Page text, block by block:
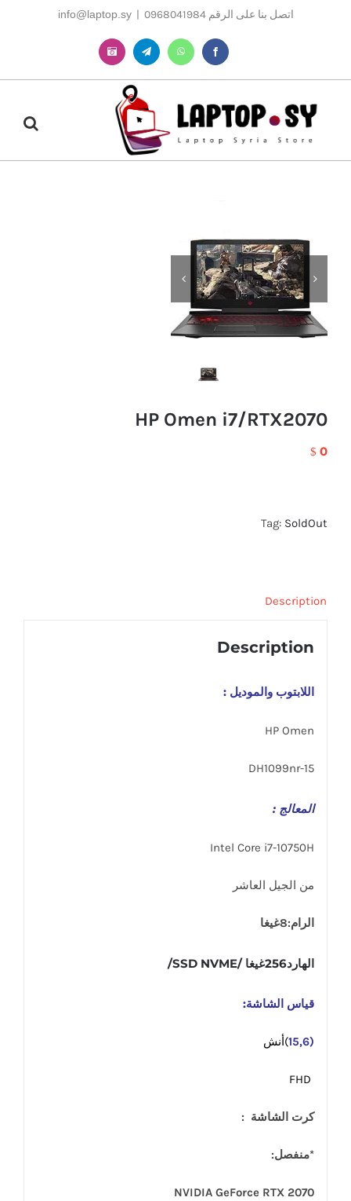
اتصل بنا على الرقم 0968041984 |
info@laptop.sy
Facebook
WhatsApp
Telegram
Instagram
HP Omen i7/RTX2070
$ 0
Tag: SoldOut
Description
Description
اللابتوب والموديل :
HP Omen
15-DH1099nr
المعالج :
Intel Core i7-10750H
من الجيل العاشر
الرام:8غيغا
الهارد256غيغا /SSD NVME/
قياس الشاشة:
(15,6 )أنش
كرت الشاشة :
*منفصل:
NVIDIA GeForce RTX 2070